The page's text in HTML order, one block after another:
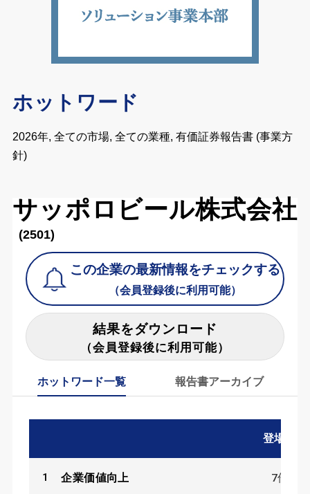
ホットワード
2026年, 全ての市場, 全ての業種, 有価証券報告書 (事業方
針)
サッポロビール株式会社
(2501)
この企業の最新情報をチェックする
（会員登録後に利用可能）
結果をダウンロード
（会員登録後に利用可能）
ホットワード一覧 報告書アーカイブ
登場数
1 企業価値向上 7件